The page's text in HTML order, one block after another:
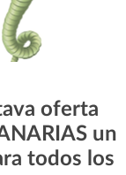
oferta
un
todos los